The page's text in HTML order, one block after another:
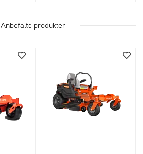
Anbefalte produkter